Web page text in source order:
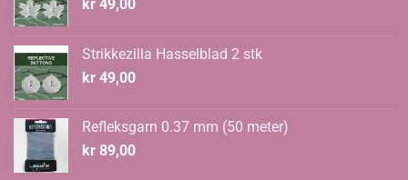
kr 49,00
Strikkezilla Hasselblad 2 stk
kr 49,00
Refleksgarn 0.37 mm (50 meter)
kr 89,00